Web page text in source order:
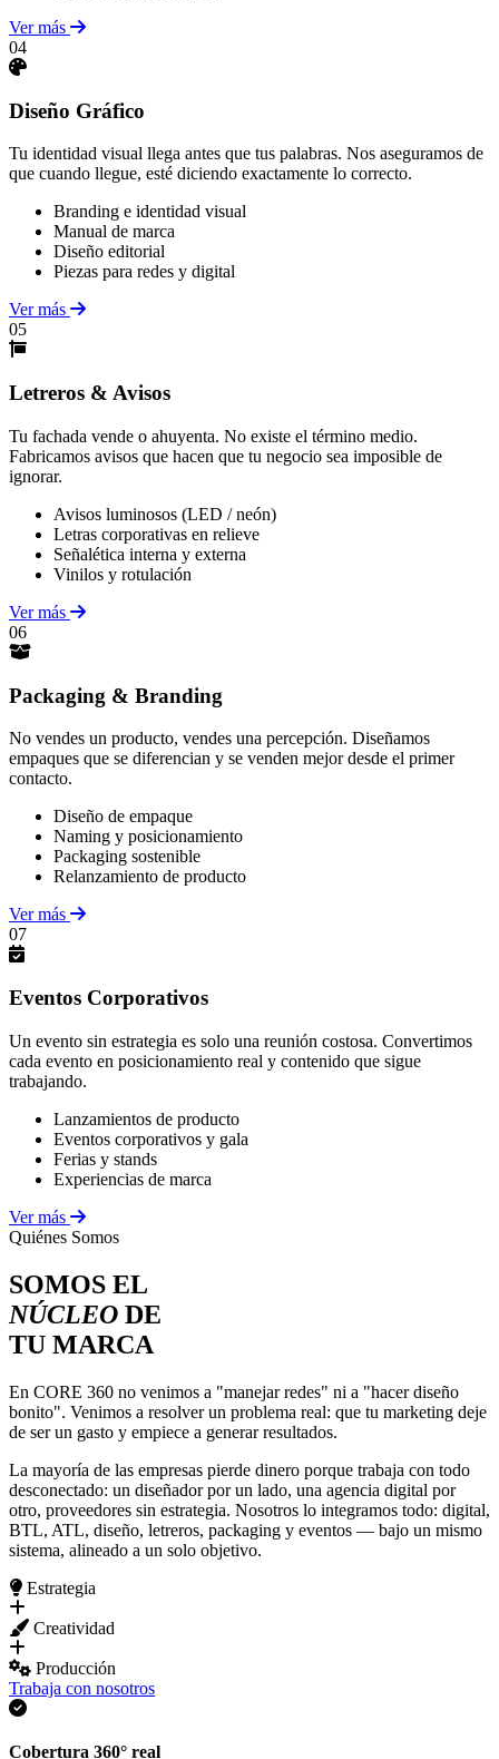
Ver más
04
Diseño Gráfico
Tu identidad visual llega antes que tus palabras. Nos aseguramos de
que cuando llegue, esté diciendo exactamente lo correcto.
Branding e identidad visual
Manual de marca
Diseño editorial
Piezas para redes y digital
Ver más
05
Letreros & Avisos
Tu fachada vende o ahuyenta. No existe el término medio.
Fabricamos avisos que hacen que tu negocio sea imposible de
ignorar.
Avisos luminosos (LED / neón)
Letras corporativas en relieve
Señalética interna y externa
Vinilos y rotulación
Ver más
06
Packaging & Branding
No vendes un producto, vendes una percepción. Diseñamos
empaques que se diferencian y se venden mejor desde el primer
contacto.
Diseño de empaque
Naming y posicionamiento
Packaging sostenible
Relanzamiento de producto
Ver más
07
Eventos Corporativos
Un evento sin estrategia es solo una reunión costosa. Convertimos
cada evento en posicionamiento real y contenido que sigue
trabajando.
Lanzamientos de producto
Eventos corporativos y gala
Ferias y stands
Experiencias de marca
Ver más
Quiénes Somos
SOMOS EL
NÚCLEO DE
TU MARCA
En CORE 360 no venimos a "manejar redes" ni a "hacer diseño
bonito". Venimos a resolver un problema real: que tu marketing deje
de ser un gasto y empiece a generar resultados.
La mayoría de las empresas pierde dinero porque trabaja con todo
desconectado: un diseñador por un lado, una agencia digital por
otro, proveedores sin estrategia. Nosotros lo integramos todo: digital,
BTL, ATL, diseño, letreros, packaging y eventos — bajo un mismo
sistema, alineado a un solo objetivo.
Estrategia
Creatividad
Producción
Trabaja con nosotros
Cobertura 360° real